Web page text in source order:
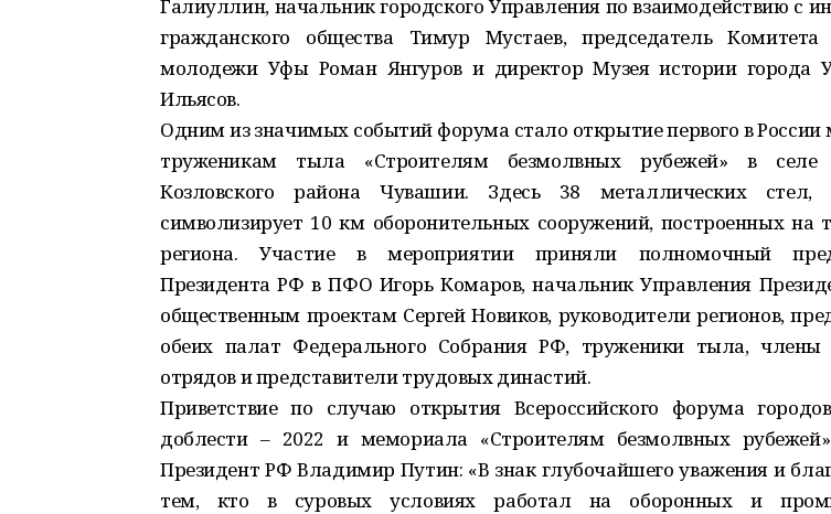
Галиуллин, начальник городского Управления по взаимодействию с
гражданского общества Тимур Мустаев, председатель
молодежи Уфы Роман Янгуров и директор Музея истории города
Ильясов.
Одним из значимых событий форума стало открытие первого в
труженикам тыла «Строителям безмолвных рубежей» в селе
Козловского района Чувашии. Здесь 38 металлических
символизирует 10 км оборонительных сооружений, построенных на
региона. Участие в мероприятии приняли полномочный
Президента РФ в ПФО Игорь Комаров, начальник Управления
общественным проектам Сергей Новиков, руководители регионов,
обеих палат Федерального Собрания РФ, труженики тыла, члены
отрядов и представители трудовых династий.
Приветствие по случаю открытия Всероссийского форума
доблести – 2022 и мемориала «Строителям безмолвных
Президент РФ Владимир Путин: «В знак глубочайшего уважения и
тем, кто в суровых условиях работал на оборонных и